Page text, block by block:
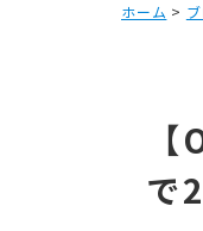
ホーム >
で